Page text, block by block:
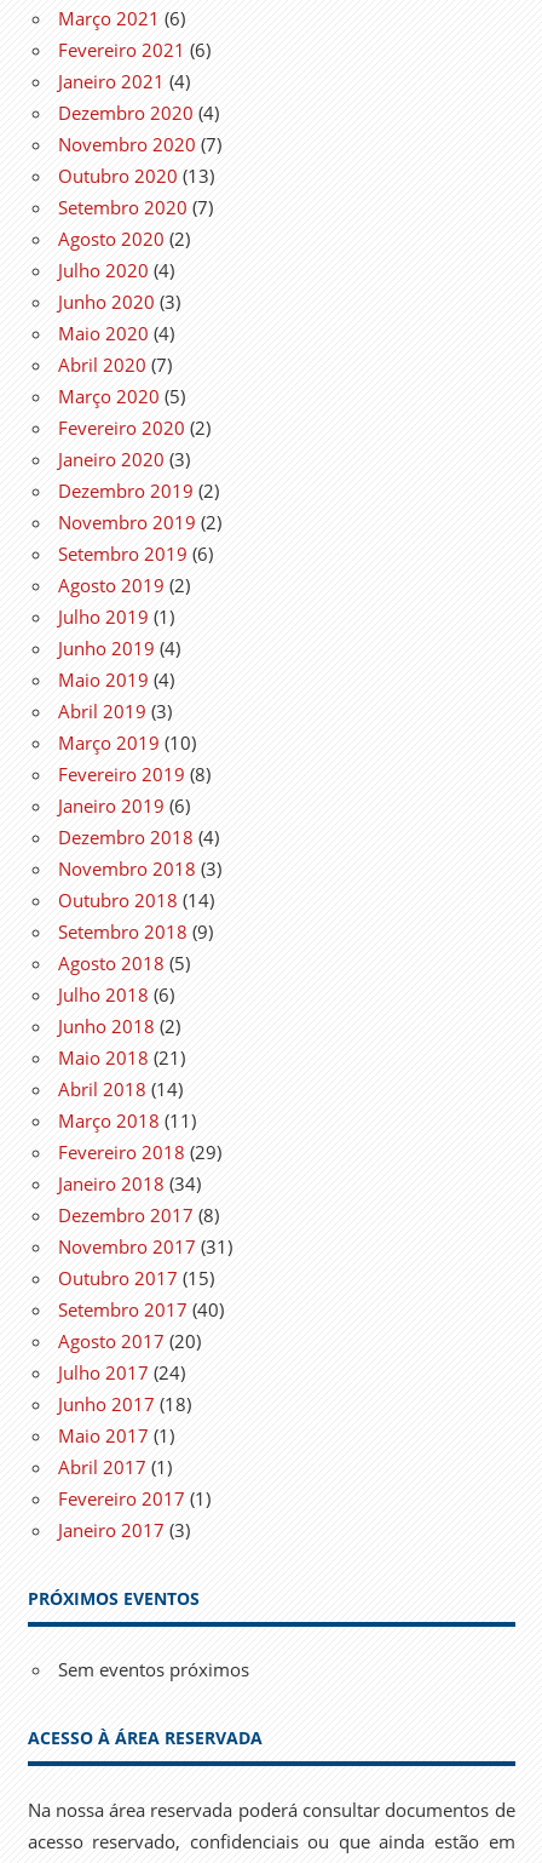
Março 2021 (6)
Fevereiro 2021 (6)
Janeiro 2021 (4)
Dezembro 2020 (4)
Novembro 2020 (7)
Outubro 2020 (13)
Setembro 2020 (7)
Agosto 2020 (2)
Julho 2020 (4)
Junho 2020 (3)
Maio 2020 (4)
Abril 2020 (7)
Março 2020 (5)
Fevereiro 2020 (2)
Janeiro 2020 (3)
Dezembro 2019 (2)
Novembro 2019 (2)
Setembro 2019 (6)
Agosto 2019 (2)
Julho 2019 (1)
Junho 2019 (4)
Maio 2019 (4)
Abril 2019 (3)
Março 2019 (10)
Fevereiro 2019 (8)
Janeiro 2019 (6)
Dezembro 2018 (4)
Novembro 2018 (3)
Outubro 2018 (14)
Setembro 2018 (9)
Agosto 2018 (5)
Julho 2018 (6)
Junho 2018 (2)
Maio 2018 (21)
Abril 2018 (14)
Março 2018 (11)
Fevereiro 2018 (29)
Janeiro 2018 (34)
Dezembro 2017 (8)
Novembro 2017 (31)
Outubro 2017 (15)
Setembro 2017 (40)
Agosto 2017 (20)
Julho 2017 (24)
Junho 2017 (18)
Maio 2017 (1)
Abril 2017 (1)
Fevereiro 2017 (1)
Janeiro 2017 (3)
PRÓXIMOS EVENTOS
Sem eventos próximos
ACESSO À ÁREA RESERVADA
Na nossa área reservada poderá consultar documentos de
acesso reservado, confidenciais ou que ainda estão em